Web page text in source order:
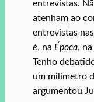
entrevistas.
atenham ao
entrevistas
é, na Época, na
Tenho
um milímetro
argumentou